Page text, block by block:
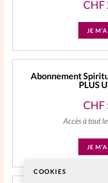
COOKIES
CHF
JE
Abonnement
PLUS
CHF
Accès à tout
JE